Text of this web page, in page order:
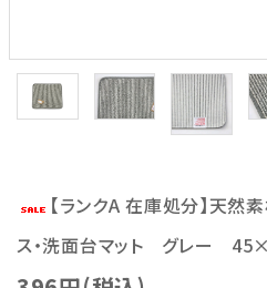
【ランクA 在庫処分】天然
ス・洗面台マット グレー